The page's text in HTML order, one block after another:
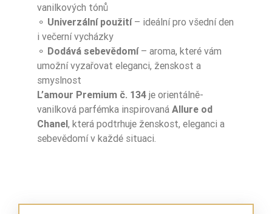
vanilkových tónů
⚬ Univerzální použití– ideální pro všední den
i večerní vycházky
⚬ Dodává sebevědomí– aroma, které vám
umožní vyzařovat eleganci, ženskost a
smyslnost
L’amour Premium č. 134 je orientálně-
vanilková parfémka inspirovaná Allure od
Chanel, která podtrhuje ženskost, eleganci a
sebevědomí v každé situaci.